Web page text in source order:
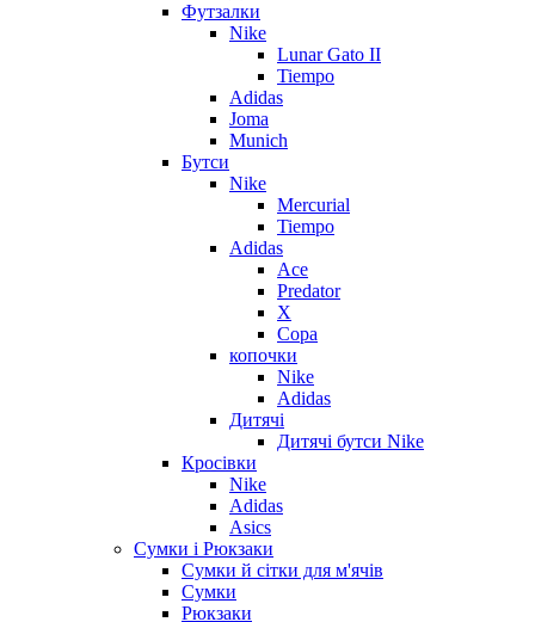
Футзалки
Nike
Lunar Gato II
Tiempo
Adidas
Joma
Munich
Бутси
Nike
Mercurial
Tiempo
Adidas
Ace
Predator
X
Copa
копочки
Nike
Adidas
Дитячі
Дитячі бутси Nike
Кросівки
Nike
Adidas
Asics
Сумки і Рюкзаки
Сумки й сітки для м'ячів
Сумки
Рюкзаки